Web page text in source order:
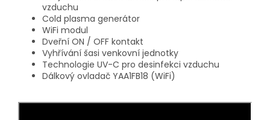
vzduchu
Cold plasma generátor
WiFi modul
Dveřní ON / OFF kontakt
Vyhřívání šasi venkovní jednotky
Technologie UV-C pro desinfekci vzduchu
Dálkový ovladač YAA1FB18 (WiFi)